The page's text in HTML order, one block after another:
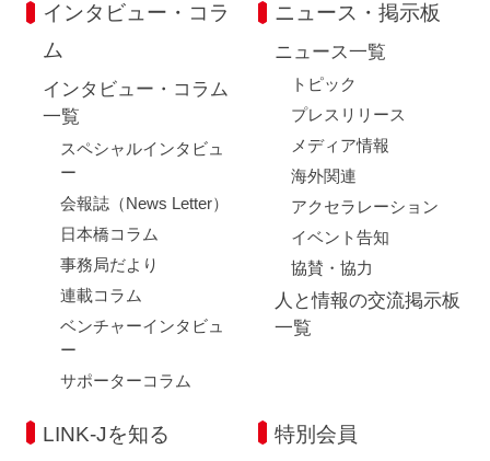
インタビュー・コラ
ム
インタビュー・コラム
一覧
スペシャルインタビュ
ー
会報誌（News Letter）
日本橋コラム
事務局だより
連載コラム
ベンチャーインタビュ
ー
サポーターコラム
ニュース・掲示板
ニュース一覧
トピック
プレスリリース
メディア情報
海外関連
アクセラレーション
イベント告知
協賛・協力
人と情報の交流掲示板
一覧
LINK-Jを知る 特別会員